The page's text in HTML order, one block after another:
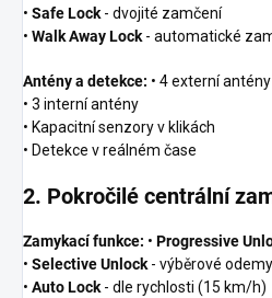
• Safe Lock - dvojité zamčení
• Walk Away Lock - automatické
Antény a detekce: • 4 externí
• 3 interní antény
• Kapacitní senzory v klikách
• Detekce v reálném čase
2. Pokročilé centrální
Zamykací funkce: • Progressive
• Selective Unlock - výběrové
• Auto Lock - dle rychlosti (15 km/h)